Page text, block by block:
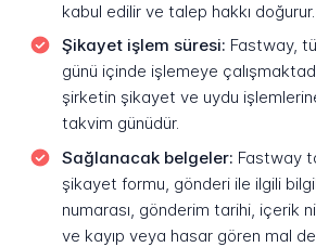
kabul edilir ve talep hakkı doğurur.
Şikayet işlem süresi: Fastway,
günü içinde işlemeye
şirketin şikayet ve uydu
takvim günüdür.
Sağlanacak belgeler: Fastway
şikayet formu, gönderi ile ilgili
numarası, gönderim tarihi, içerik
ve kayıp veya hasar gören mal